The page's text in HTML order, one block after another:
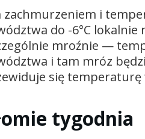
i
do -6°C lokalnie
mroźnie —
i tam mróz
się temperaturę
tygodnia